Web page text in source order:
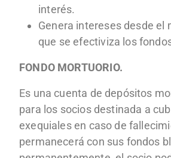
interés.
Genera intereses desde el
que se efectiviza los
FONDO MORTUORIO.
Es una cuenta de depósitos
para los socios destinada a
exequiales en caso de
permanecerá con sus fondos